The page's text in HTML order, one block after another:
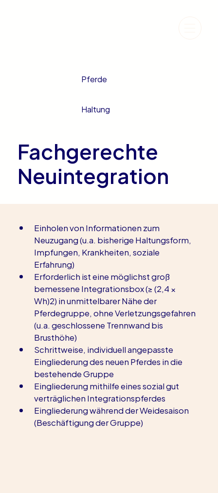
Pferde
Haltung
Fachgerechte
Neuintegration
Einholen vonInformationen zum
Neuzugang (u.a. bisherige Haltungsform,
Impfungen, Krankheiten, soziale
Erfahrung)
Erforderlich ist eine möglichst groß
bemessene Integrationsbox (≥ (2,4 ×
Wh)2) in unmittelbarer Nähe der
Pferdegruppe, ohne Verletzungsgefahren
(u.a. geschlossene Trennwand bis
Brusthöhe)
Schrittweise, individuell angepasste
Eingliederung des neuen Pferdes in die
bestehende Gruppe
Eingliederung mithilfe eines sozial gut
verträglichen Integrationspferdes
Eingliederung während der Weidesaison
(Beschäftigung der Gruppe)